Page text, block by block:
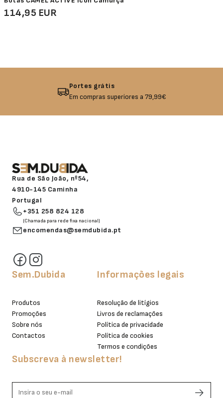
114,95 EUR
Devolução garantida
Não gostou? Troque o seu produto!
Rua de São João, nº54,
4910-145 Caminha
Portugal
+351 258 824 128
(Chamada para rede fixa nacional)
encomendas@semdubida.pt
Sem.Dubida
Produtos
Promoções
Sobre nós
Contactos
Informações legais
Resolução de litígios
Livros de reclamações
Política de privacidade
Política de cookies
Termos e condições
Subscreva à newsletter!